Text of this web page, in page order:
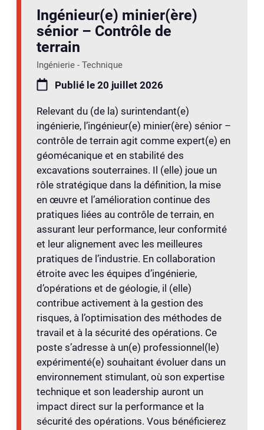
Ingénieur(e) minier(ère)
sénior – Contrôle de
terrain
Ingénierie - Technique
Publié le 20 juillet 2026
Relevant du (de la) surintendant(e)
ingénierie, l’ingénieur(e) minier(ère) sénior –
contrôle de terrain agit comme expert(e) en
géomécanique et en stabilité des
excavations souterraines. Il (elle) joue un
rôle stratégique dans la définition, la mise
en œuvre et l’amélioration continue des
pratiques liées au contrôle de terrain, en
assurant leur performance, leur conformité
et leur alignement avec les meilleures
pratiques de l’industrie. En collaboration
étroite avec les équipes d’ingénierie,
d’opérations et de géologie, il (elle)
contribue activement à la gestion des
risques, à l’optimisation des méthodes de
travail et à la sécurité des opérations. Ce
poste s’adresse à un(e) professionnel(le)
expérimenté(e) souhaitant évoluer dans un
environnement stimulant, où son expertise
technique et son leadership auront un
impact direct sur la performance et la
sécurité des opérations. Vous bénéficierez